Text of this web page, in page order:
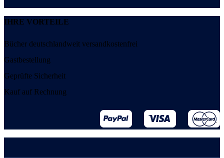
IHRE VORTEILE
Bücher deutschlandweit versandkostenfrei
Gastbestellung
Geprüfte Sicherheit
Kauf auf Rechnung